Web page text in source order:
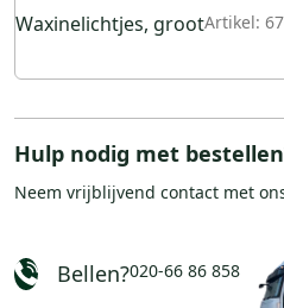
Waxinelichtjes, grootArtikel:
Hulp nodig met
Neem vrijblijvend contact met
Bellen?020-66 86 858